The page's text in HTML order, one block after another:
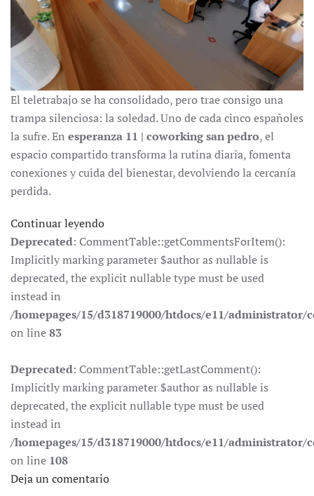
El teletrabajo se ha consolidado, pero trae consigo una
trampa silenciosa: la soledad. Uno de cada cinco españoles
la sufre. En esperanza 11 | coworking san pedro, el
espacio compartido transforma la rutina diaria, fomenta
conexiones y cuida del bienestar, devolviendo la cercanía
perdida.
Continuar leyendo
Deprecated: CommentTable::getCommentsForItem():
Implicitly marking parameter $author as nullable is
deprecated, the explicit nullable type must be used
instead in
/homepages/15/d318719000/htdocs/e11/
on line83
Deprecated: CommentTable::getLastComment():
Implicitly marking parameter $author as nullable is
deprecated, the explicit nullable type must be used
instead in
/homepages/15/d318719000/htdocs/e11/
on line 108
Deja un comentario